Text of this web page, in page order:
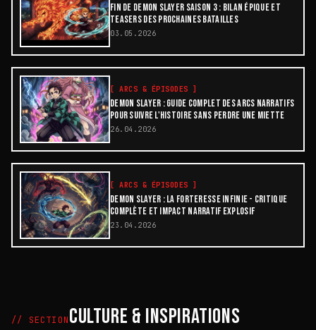
FIN DE DEMON SLAYER SAISON 3 : BILAN ÉPIQUE ET
TEASERS DES PROCHAINES BATAILLES
03.05.2026
[ ARCS & ÉPISODES ]
DEMON SLAYER : GUIDE COMPLET DES ARCS NARRATIFS
POUR SUIVRE L'HISTOIRE SANS PERDRE UNE MIETTE
26.04.2026
[ ARCS & ÉPISODES ]
DEMON SLAYER : LA FORTERESSE INFINIE - CRITIQUE
COMPLÈTE ET IMPACT NARRATIF EXPLOSIF
23.04.2026
// SECTIONCULTURE & INSPIRATIONS